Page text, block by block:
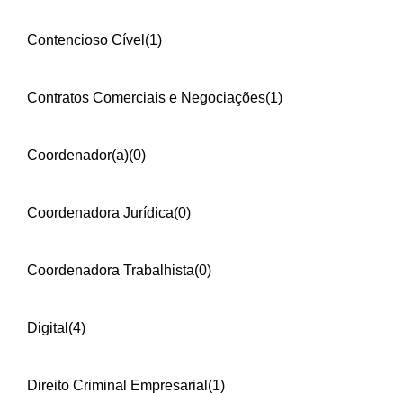
Contencioso Cível (1)
Contratos Comerciais e Negociações(1)
Coordenador(a)(0)
Coordenadora Jurídica(0)
Coordenadora Trabalhista(0)
Digital (4)
Direito Criminal Empresarial (1)